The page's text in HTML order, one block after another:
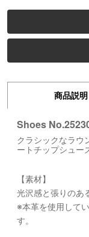
商品説明
Shoes
クラシックなラウ
ートチップシュー
【素材】
光沢感と張りのあ
※本革を使用して
す。